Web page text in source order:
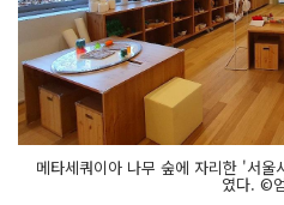
메타세쿼이아 나무 숲에 자리한 '서
였다. ©